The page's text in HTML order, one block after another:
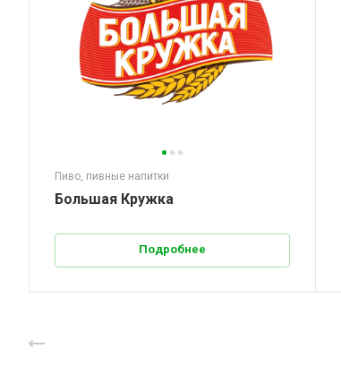
Пиво, пивные напитки
Большая Кружка
Подробнее